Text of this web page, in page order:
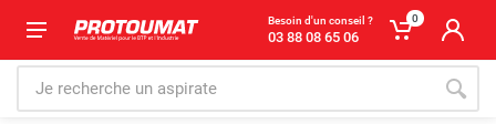
Besoin d'un conseil ?
03 88 08 65 06
0